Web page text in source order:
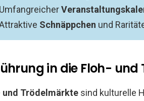
Umfangreicher
Schnäppchen und
in die Floh-
und Trödelmärkte sind kulturelle